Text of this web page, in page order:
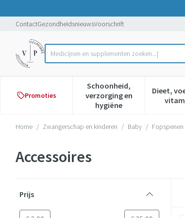
ContactGezondheidsnieuwsVoorschrift
Product, merk, categorie...
Med
Promoties
Schoonheid,
verzorging en
hygiëne
Toon submenu voor
Dieet,
Home / Zwangerschap en kinderen / Baby /
Accessoires
Prijs